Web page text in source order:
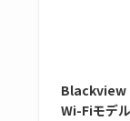
Blackview
Wi-Fiモデ